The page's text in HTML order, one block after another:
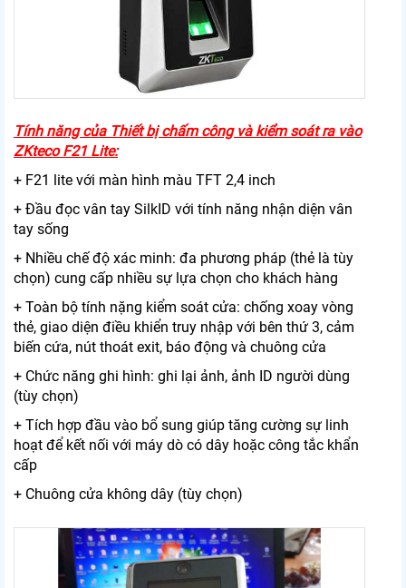
Tính năng của Thiết bị chấm công và kiểm soát ra vào
ZKteco F21 Lite:
+ F21 lite với màn hình màu TFT 2,4 inch
+ Đầu đọc vân tay SilkID với tính năng nhận diện vân
tay sống
+ Nhiều chế độ xác minh: đa phương pháp (thẻ là tùy
chọn) cung cấp nhiều sự lựa chọn cho khách hàng
+ Toàn bộ tính nặng kiểm soát cửa: chống xoay vòng
thẻ, giao diện điều khiển truy nhập với bên thứ 3, cảm
biến cứa, nút thoát exit, báo động và chuông cửa
+ Chức năng ghi hình: ghi lại ảnh, ảnh ID người dùng
(tùy chọn)
+ Tích hợp đầu vào bổ sung giúp tăng cường sự linh
hoạt để kết nối với máy dò có dây hoặc công tắc khẩn
cấp
+ Chuông cửa không dây (tùy chọn)